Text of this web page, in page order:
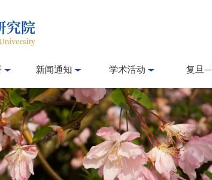
新闻通知 学术活动 复旦